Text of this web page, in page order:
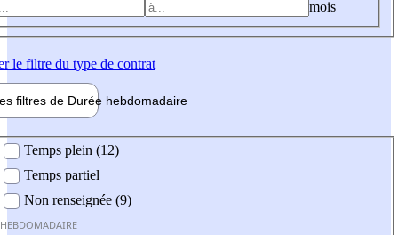
mois
le filtre du type de contrat
filtres de Durée hebdomadaire
Temps plein (12)
Temps partiel
Non renseignée (9)